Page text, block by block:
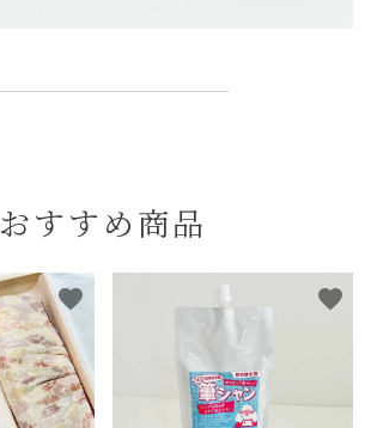
おすすめ商品
favorite favorite